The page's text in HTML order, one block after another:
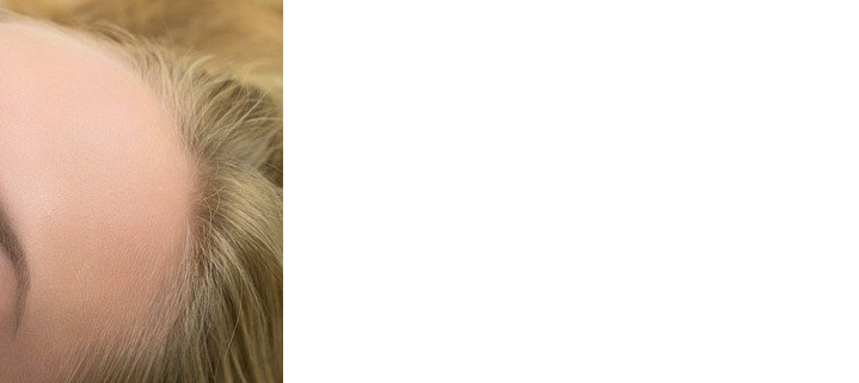
- 人事育成システム
- 先輩社員の声
- エントリー一覧
- TPCでの働き方